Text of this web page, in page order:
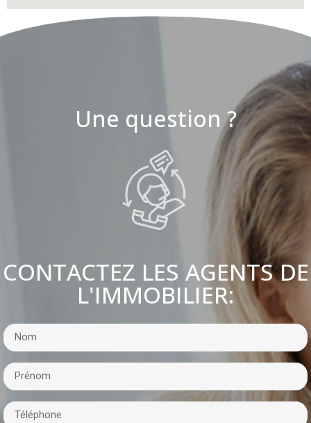
Une question ?
CONTACTEZ LES AGENTS DE
L'IMMOBILIER: